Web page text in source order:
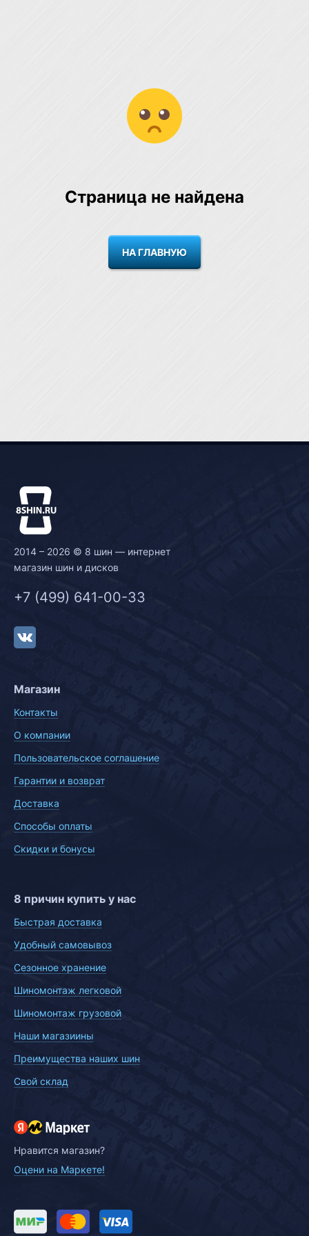
Страница не найдена
НА ГЛАВНУЮ
2014 – 2026 © 8 шин — интернет
магазин шин и дисков
+7 (499) 641-00-33
Магазин
Контакты
О компании
Пользовательское соглашение
Гарантии и возврат
Доставка
Способы оплаты
Скидки и бонусы
8 причин купить у нас
Быстрая доставка
Удобный самовывоз
Сезонное хранение
Шиномонтаж легковой
Шиномонтаж грузовой
Наши магазиины
Преимущества наших шин
Свой склад
Нравится магазин?
Оцени на Маркете!